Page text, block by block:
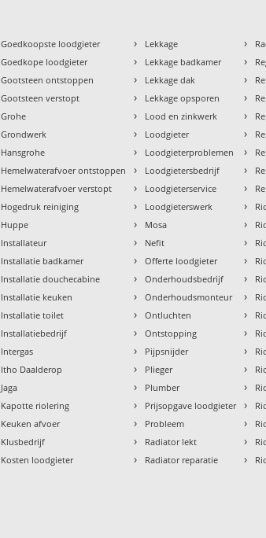
Goedkoopste loodgieter
Goedkope loodgieter
Gootsteen ontstoppen
Gootsteen verstopt
Grohe
Grondwerk
Hansgrohe
Hemelwaterafvoer ontstoppen
Hemelwaterafvoer verstopt
Hogedruk reiniging
Huppe
Installateur
Installatie badkamer
Installatie douchecabine
Installatie keuken
Installatie toilet
Installatiebedrijf
Intergas
Itho Daalderop
Jaga
Kapotte riolering
Keuken afvoer
Klusbedrijf
Kosten loodgieter
› Lekkage
› Lekkage badkamer
› Lekkage dak
› Lekkage opsporen
› Lood en zinkwerk
› Loodgieter
› Loodgieterproblemen
› Loodgietersbedrijf
› Loodgieterservice
› Loodgieterswerk
› Mosa
› Nefit
› Offerte loodgieter
› Onderhoudsbedrijf
› Onderhoudsmonteur
› Ontluchten
› Ontstopping
› Pijpsnijder
› Plieger
› Plumber
› Prijsopgave loodgieter
› Probleem
› Radiator lekt
› Radiator reparatie
›
›
›
›
›
›
›
›
›
›
›
›
›
›
›
›
›
›
›
›
›
›
›
›